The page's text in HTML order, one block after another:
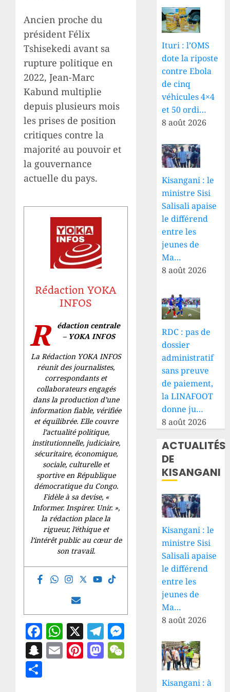
Ancien proche du
président Félix
Tshisekedi avant sa
rupture politique en
2022, Jean-Marc
Kabund multiplie
depuis plusieurs mois
les prises de position
critiques contre la
majorité au pouvoir et
la gouvernance
actuelle du pays.
Rédaction YOKA
INFOS
R
édaction centrale
– YOKA INFOS
La Rédaction YOKA INFOS
réunit des journalistes,
correspondants et
collaborateurs engagés
dans la production d’une
information fiable, vérifiée
et équilibrée. Elle couvre
l’actualité politique,
institutionnelle, judiciaire,
sécuritaire, économique,
sociale, culturelle et
sportive en République
démocratique du Congo.
Fidèle à sa devise, «
Informer. Inspirer. Unir.»,
la rédaction place la
rigueur, l’éthique et
l’intérêt public au cœur de
son travail.
Facebook
WhatsApp
X Telegram
Messenger
Snapchat
EmailPinterest
Mastodon
WeChat
Ituri : l’OMS
dote la riposte
contre Ebola
de cinq
véhicules 4×4
et 50 ordi…
8 août 2026
Kisangani : le
ministre Sisi
Salisali apaise
le différend
entre les
jeunes de
Ma…
8 août 2026
RDC : pas de
dossier
administratif
sans preuve
de paiement,
la LINAFOOT
donne ju…
8 août 2026
ACTUALITÉS
DE
KISANGANI
Kisangani : le
ministre Sisi
Salisali apaise
le différend
entre les
jeunes de
Ma…
8 août 2026
Kisangani : à